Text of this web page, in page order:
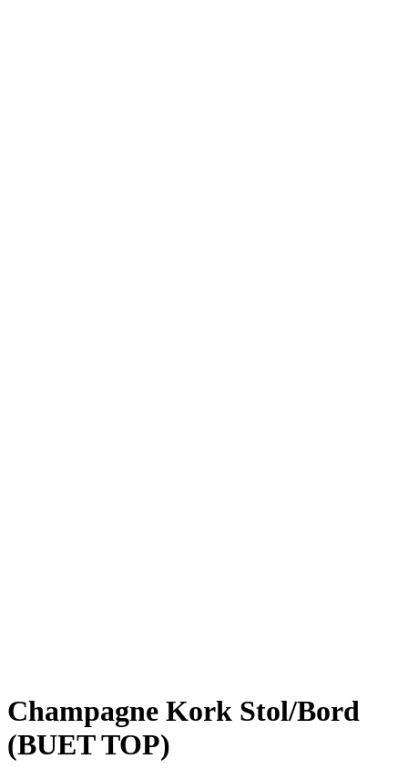
Champagne Kork Stol/Bord
(BUET TOP)